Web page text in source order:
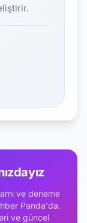
ve deneme
Panda'da.
ve güncel